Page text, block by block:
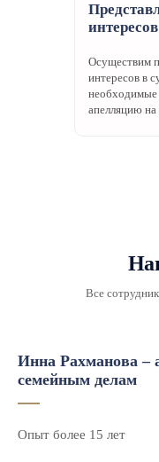
Осуществим
интересов в
апелляцию
Все
Инна Рахманова –
семейным делам
Опыт более 15 лет